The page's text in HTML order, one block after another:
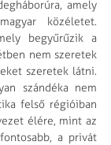
amely
közéletet.
begyűrűzik a
nem szeretek
szeretek látni.
szándéka nem
felső régióiban
élére, mint az
a privát